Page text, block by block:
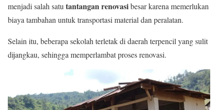
menjadi salah satutantangan renovasibesar karena memerlukan
biaya tambahan untuk transportasi material dan peralatan.
Selain itu, beberapa sekolah terletak di daerah terpencil yang sulit
dijangkau, sehingga memperlambat proses renovasi.